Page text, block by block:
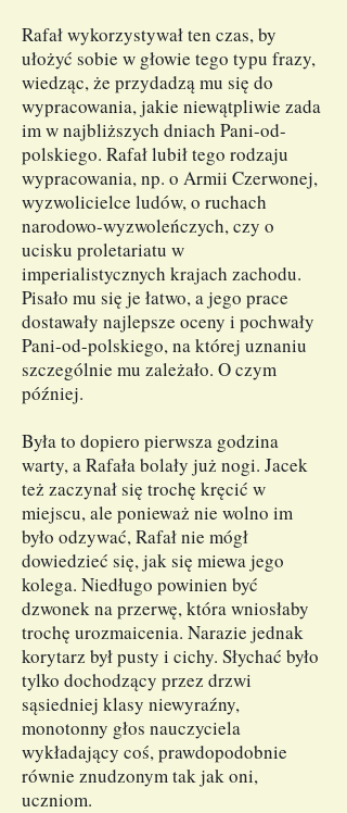
Rafał wykorzystywał ten czas, by
ułożyć sobie w głowie tego typu frazy,
wiedząc, że przydadzą mu się do
wypracowania, jakie niewątpliwie zada
im w najbliższych dniach Pani-od-
polskiego. Rafał lubił tego rodzaju
wypracowania, np. o Armii Czerwonej,
wyzwolicielce ludów, o ruchach
narodowo-wyzwoleńczych, czy o
ucisku proletariatu w
imperialistycznych krajach zachodu.
Pisało mu się je łatwo, a jego prace
dostawały najlepsze oceny i pochwały
Pani-od-polskiego, na której uznaniu
szczególnie mu zależało. O czym
później.
Była to dopiero pierwsza godzina
warty, a Rafała bolały już nogi. Jacek
też zaczynał się trochę kręcić w
miejscu, ale ponieważ nie wolno im
było odzywać, Rafał nie mógł
dowiedzieć się, jak się miewa jego
kolega. Niedługo powinien być
dzwonek na przerwę, która wniosłaby
trochę urozmaicenia. Narazie jednak
korytarz był pusty i cichy. Słychać było
tylko dochodzący przez drzwi
sąsiedniej klasy niewyraźny,
monotonny głos nauczyciela
wykładający coś, prawdopodobnie
równie znudzonym tak jak oni,
uczniom.